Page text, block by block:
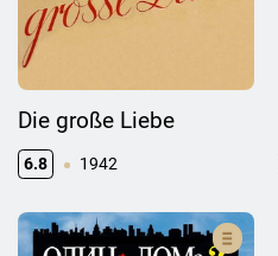
Die große Liebe
6.8 1942